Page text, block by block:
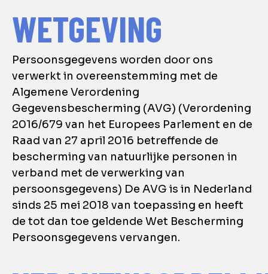
WETGEVING
Persoonsgegevens worden door ons
verwerkt in overeenstemming met de
Algemene Verordening
Gegevensbescherming (AVG) (Verordening
2016/679 van het Europees Parlement en de
Raad van 27 april 2016 betreffende de
bescherming van natuurlijke personen in
verband met de verwerking van
persoonsgegevens) De AVG is in Nederland
sinds 25 mei 2018 van toepassing en heeft
de tot dan toe geldende Wet Bescherming
Persoonsgegevens vervangen.